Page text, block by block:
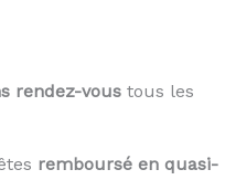
rendez-voustous les
remboursé en quasi-